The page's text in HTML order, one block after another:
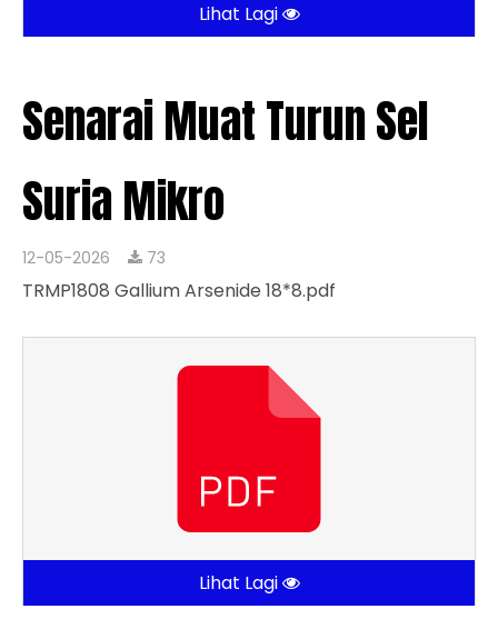
Lihat Lagi
Senarai Muat Turun Sel
Suria Mikro
12-05-2026 73
TRMP1808 Gallium Arsenide 18*8.pdf
Lihat Lagi